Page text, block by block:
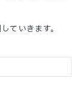
ていきます。